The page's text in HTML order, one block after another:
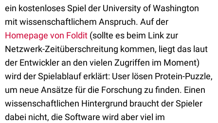
ein kostenloses Spiel der University of Washington
mit wissenschaftlichem Anspruch. Auf der
Homepage von Foldit (sollte es beim Link zur
Netzwerk-Zeitüberschreitung kommen, liegt das laut
der Entwickler an den vielen Zugriffen im Moment)
wird der Spielablauf erklärt: User lösen Protein-Puzzle,
um neue Ansätze für die Forschung zu finden. Einen
wissenschaftlichen Hintergrund braucht der Spieler
dabei nicht, die Software wird aber viel im